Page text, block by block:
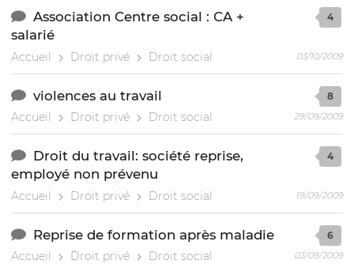
Association Centre social : CA +
salarié
Accueil Droit privé Droit social
4
03/10/2009
violences au travail
Accueil Droit privé Droit social
8
29/09/2009
Droit du travail: société reprise,
employé non prévenu
Accueil Droit privé Droit social
4
19/09/2009
Reprise de formation après maladie
Accueil Droit privé Droit social
6
03/09/2009